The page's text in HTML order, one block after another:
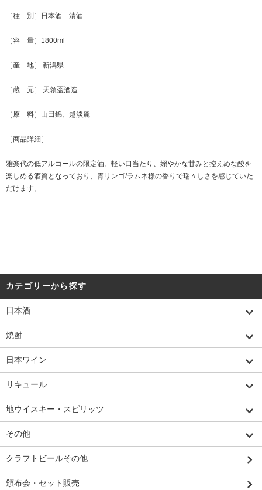
［種 別］日本酒 清酒
［容 量］1800ml
［産 地］ 新潟県
［蔵 元］ 天領盃酒造
［原 料］山田錦、越淡麗
［商品詳細］
雅楽代の低アルコールの限定酒。軽い口当たり、嫋やかな甘みと控えめな酸を
楽しめる酒質となっており、青リンゴ/ラムネ様の香りで瑞々しさを感じていた
だけます。
カテゴリーから探す
日本酒
焼酎
日本ワイン
リキュール
地ウイスキー・スピリッツ
その他
クラフトビールその他
頒布会・セット販売